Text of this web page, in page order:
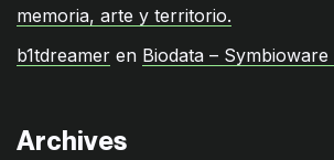
memoria, arte y territorio.
b1tdreamer en Biodata –
Archives